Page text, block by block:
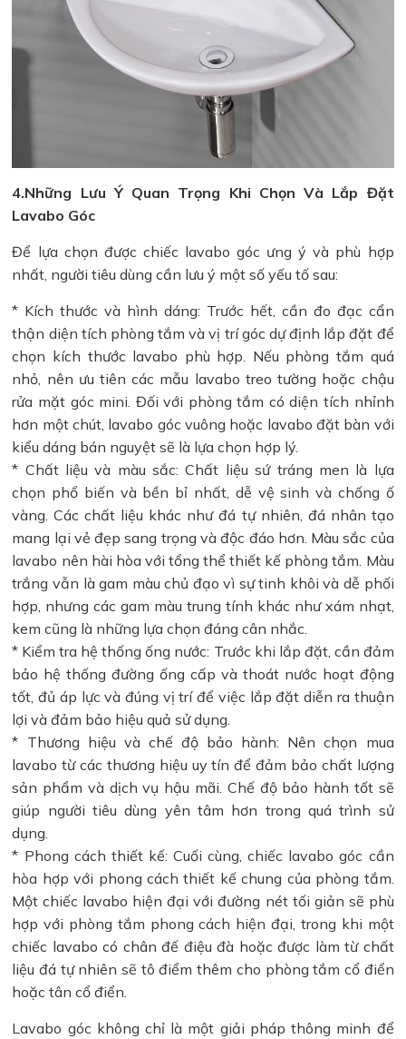
4.Những Lưu Ý Quan Trọng Khi Chọn Và Lắp Đặt
Lavabo Góc
Để lựa chọn được chiếc lavabo góc ưng ý và phù hợp
nhất, người tiêu dùng cần lưu ý một số yếu tố sau:
* Kích thước và hình dáng: Trước hết, cần đo đạc cẩn
thận diện tích phòng tắm và vị trí góc dự định lắp đặt để
chọn kích thước lavabo phù hợp. Nếu phòng tắm quá
nhỏ, nên ưu tiên các mẫu lavabo treo tường hoặc chậu
rửa mặt góc mini. Đối với phòng tắm có diện tích nhỉnh
hơn một chút, lavabo góc vuông hoặc lavabo đặt bàn với
kiểu dáng bán nguyệt sẽ là lựa chọn hợp lý.
* Chất liệu và màu sắc: Chất liệu sứ tráng men là lựa
chọn phổ biến và bền bỉ nhất, dễ vệ sinh và chống ố
vàng. Các chất liệu khác như đá tự nhiên, đá nhân tạo
mang lại vẻ đẹp sang trọng và độc đáo hơn. Màu sắc của
lavabo nên hài hòa với tổng thể thiết kế phòng tắm. Màu
trắng vẫn là gam màu chủ đạo vì sự tinh khôi và dễ phối
hợp, nhưng các gam màu trung tính khác như xám nhạt,
kem cũng là những lựa chọn đáng cân nhắc.
* Kiểm tra hệ thống ống nước: Trước khi lắp đặt, cần đảm
bảo hệ thống đường ống cấp và thoát nước hoạt động
tốt, đủ áp lực và đúng vị trí để việc lắp đặt diễn ra thuận
lợi và đảm bảo hiệu quả sử dụng.
* Thương hiệu và chế độ bảo hành: Nên chọn mua
lavabo từ các thương hiệu uy tín để đảm bảo chất lượng
sản phẩm và dịch vụ hậu mãi. Chế độ bảo hành tốt sẽ
giúp người tiêu dùng yên tâm hơn trong quá trình sử
dụng.
* Phong cách thiết kế: Cuối cùng, chiếc lavabo góc cần
hòa hợp với phong cách thiết kế chung của phòng tắm.
Một chiếc lavabo hiện đại với đường nét tối giản sẽ phù
hợp với phòng tắm phong cách hiện đại, trong khi một
chiếc lavabo có chân đế điệu đà hoặc được làm từ chất
liệu đá tự nhiên sẽ tô điểm thêm cho phòng tắm cổ điển
hoặc tân cổ điển.
Lavabo góc không chỉ là một giải pháp thông minh để